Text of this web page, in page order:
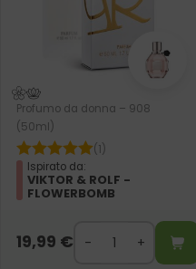
Profumo da donna – 908
(50ml)
(1)
Ispirato da:
VIKTOR & ROLF -
FLOWERBOMB
19,99 €